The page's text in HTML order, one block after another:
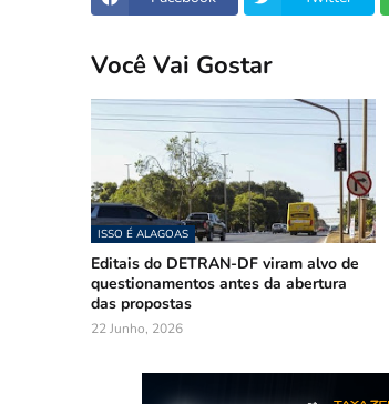
Você Vai Gostar
ISSO É ALAGOAS
Editais do DETRAN-DF viram alvo de
questionamentos antes da abertura
das propostas
22 Junho, 2026